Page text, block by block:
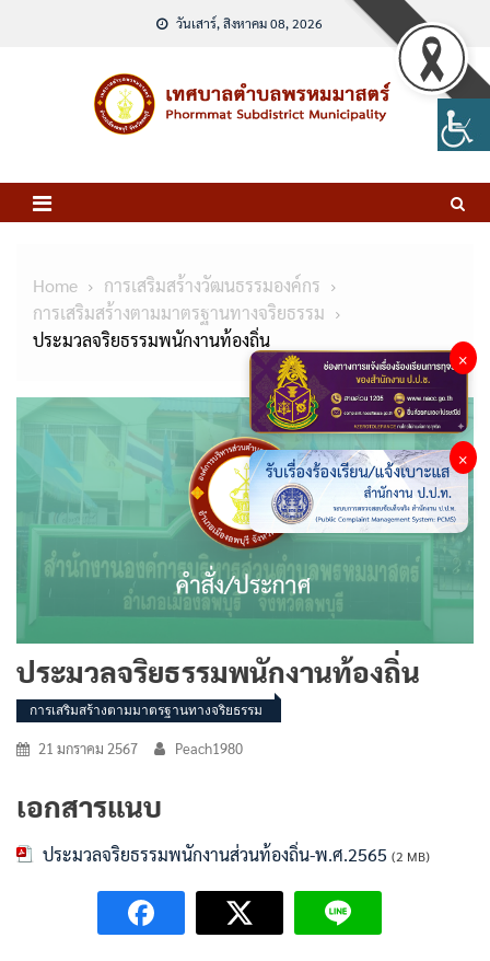
วันเสาร์, สิงหาคม 08, 2026
Home
การเสริมสร้างวัฒนธรรมองค์กร
การเสริมสร้างตามมาตรฐานทางจริยธรรม
ประมวลจริยธรรมพนักงานท้องถิ่น
ประมวลจริยธรรมพนักงานท้องถิ่น
การเสริมสร้างตามมาตรฐานทางจริยธรรม
21 มกราคม 2567 Peach1980
เอกสารแนบ
ประมวลจริยธรรมพนักงานส่วนท้องถิ่น-พ.ศ.2565 (2 MB)
×
×